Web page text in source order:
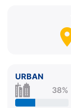
URBAN
38%